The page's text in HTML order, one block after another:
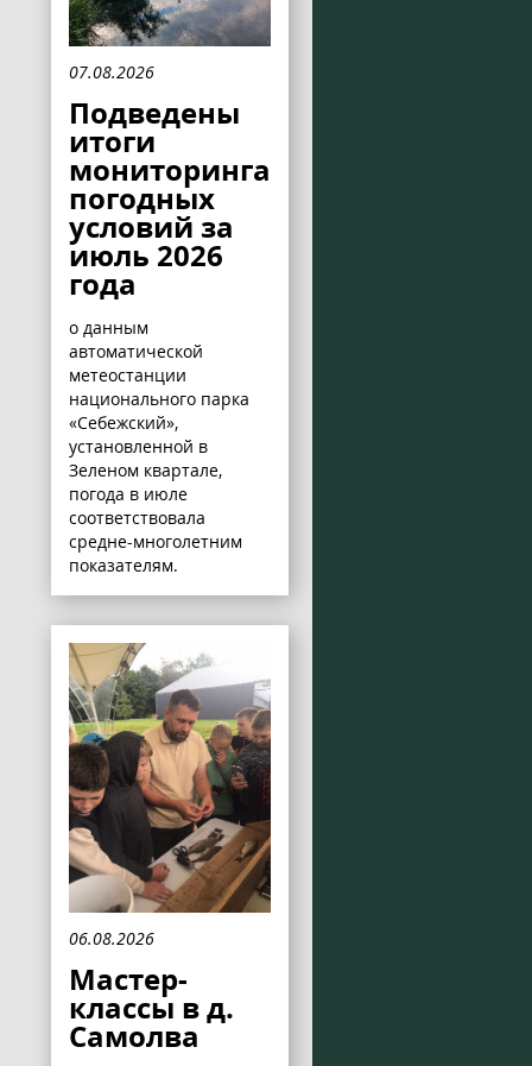
07.08.2026
Подведены
итоги
мониторинга
погодных
условий за
июль 2026
года
о данным
автоматической
метеостанции
национального парка
«Себежский»,
установленной в
Зеленом квартале,
погода в июле
соответствовала
средне-многолетним
показателям.
06.08.2026
Мастер-
классы в д.
Самолва